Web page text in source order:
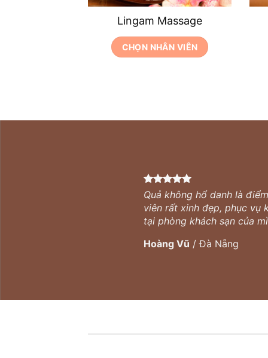
Lingam Massage
CHỌN NHÂN VIÊN
Quả không hổ danh là
viên rất xinh đẹp, phục vụ
tại phòng khách sạn của
Hoàng Vũ /Đà Nẵng